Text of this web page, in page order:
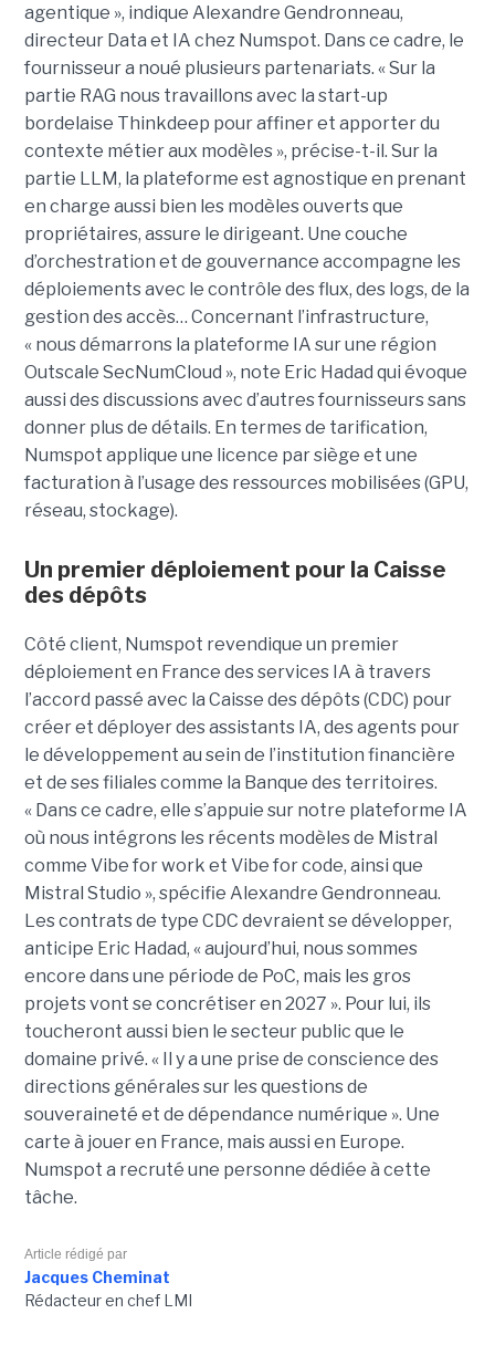
agentique », indique Alexandre Gendronneau,
directeur Data et IA chez Numspot. Dans ce cadre, le
fournisseur a noué plusieurs partenariats. « Sur la
partie RAG nous travaillons avec la start-up
bordelaise Thinkdeep pour affiner et apporter du
contexte métier aux modèles », précise-t-il. Sur la
partie LLM, la plateforme est agnostique en prenant
en charge aussi bien les modèles ouverts que
propriétaires, assure le dirigeant. Une couche
d’orchestration et de gouvernance accompagne les
déploiements avec le contrôle des flux, des logs, de la
gestion des accès… Concernant l’infrastructure,
« nous démarrons la plateforme IA sur une région
Outscale SecNumCloud », note Eric Hadad qui évoque
aussi des discussions avec d’autres fournisseurs sans
donner plus de détails. En termes de tarification,
Numspot applique une licence par siège et une
facturation à l’usage des ressources mobilisées (GPU,
réseau, stockage).
Un premier déploiement pour la Caisse
des dépôts
Côté client, Numspot revendique un premier
déploiement en France des services IA à travers
l’accord passé avec la Caisse des dépôts (CDC) pour
créer et déployer des assistants IA, des agents pour
le développement au sein de l’institution financière
et de ses filiales comme la Banque des territoires.
« Dans ce cadre, elle s’appuie sur notre plateforme IA
où nous intégrons les récents modèles de Mistral
comme Vibe for work et Vibe for code, ainsi que
Mistral Studio », spécifie Alexandre Gendronneau.
Les contrats de type CDC devraient se développer,
anticipe Eric Hadad, « aujourd’hui, nous sommes
encore dans une période de PoC, mais les gros
projets vont se concrétiser en 2027 ». Pour lui, ils
toucheront aussi bien le secteur public que le
domaine privé. « Il y a une prise de conscience des
directions générales sur les questions de
souveraineté et de dépendance numérique ». Une
carte à jouer en France, mais aussi en Europe.
Numspot a recruté une personne dédiée à cette
tâche.
Article rédigé par
Jacques Cheminat
Rédacteur en chef LMI